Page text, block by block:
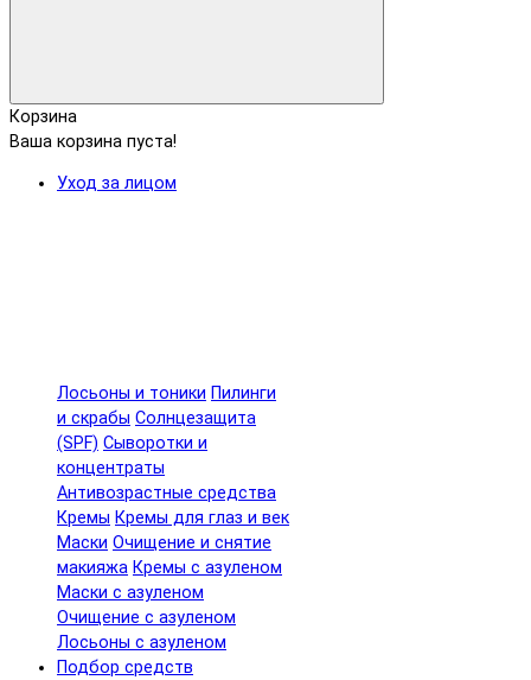
Корзина
Ваша корзина пуста!
Уход за лицом
Лосьоны и тоники Пилинги
и скрабы Солнцезащита
(SPF) Сыворотки и
концентраты
Антивозрастные средства
Кремы Кремы для глаз и век
Маски Очищение и снятие
макияжа Кремы с азуленом
Маски с азуленом
Очищение с азуленом
Лосьоны с азуленом
Подбор средств